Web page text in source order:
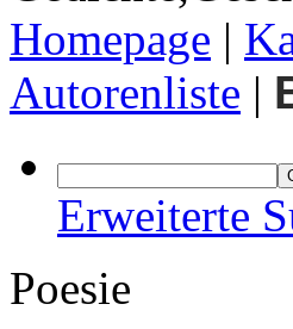
Homepage |
Autorenliste |
Erweiterte
Poesie